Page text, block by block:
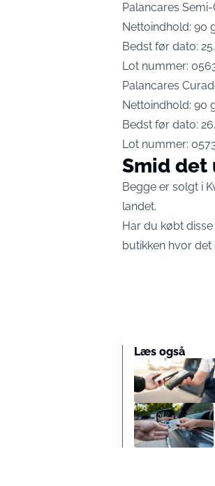
Palancares
Nettoindhold: 90
Bedst før dato:
Lot nummer:
Palancares
Nettoindhold: 90
Bedst før dato:
Lot nummer:
Smid det
Begge er solgt i
landet.
Har du købt
butikken hvor det
Læs også